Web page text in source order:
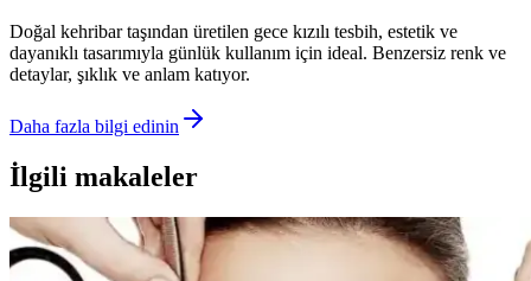
Doğal kehribar taşından üretilen gece kızılı tesbih, estetik ve
dayanıklı tasarımıyla günlük kullanım için ideal. Benzersiz renk ve
detaylar, şıklık ve anlam katıyor.
Daha fazla bilgi edinin
İlgili makaleler